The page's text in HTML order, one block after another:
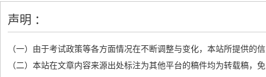
声明 ：
（一）由于考试政策等各方面情况在不断调整与变化，本站所提供的
（二）本站在文章内容来源出处标注为其他平台的稿件均为转载稿